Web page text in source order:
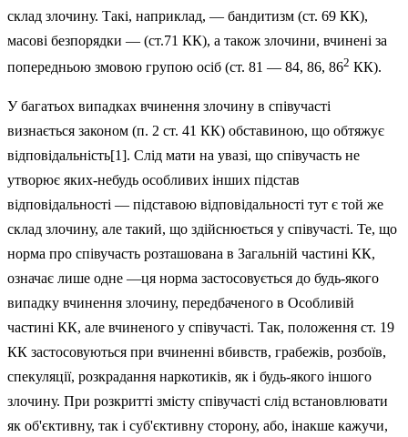
склад злочину. Такі, наприклад, — бандитизм (ст. 69 КК),
масові безпорядки — (ст.71 КК), а також злочини, вчинені за
по­передньою змовою групою осіб (ст. 81 — 84, 86, 862 КК).
У багатьох випадках вчинення злочину в співучасті
визнається законом (п. 2 ст. 41 КК) обставиною, що обтяжує
відповідальність[1]. Слід мати на увазі, що співучасть не
утворює яких-небудь особ­ливих інших підстав
відповідальності — підставою відповідальності тут є той же
склад злочину, але такий, що здійснюється у співучасті. Те, що
норма про співучасть розташована в Загальній частині КК,
означає лише одне —ця норма застосовується до будь-якого
випадку вчинен­ня злочину, передбаченого в Особливій
частині КК, але вчиненого у співучасті. Так, положення ст. 19
КК застосовуються при вчиненні вбивств, грабежів, розбоїв,
спекуляції, розкрадання наркотиків, як і будь-якого іншого
злочину. При розкритті змісту співучасті слід встановлю­вати
як об'єктивну, так і суб'єктивну сторону, або, інакше кажучи,